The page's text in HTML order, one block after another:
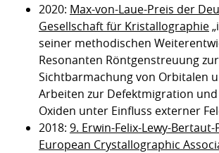
2020: Max-von-Laue-Preis der
Gesellschaft für Kristallographie
seiner methodischen
Resonanten Röntgenstreuung zur
Sichtbarmachung von Orbitalen
Arbeiten zur Defektmigration
Oxiden unter Einfluss externer
2018: 9. Erwin-Felix-Lewy-
European Crystallographic